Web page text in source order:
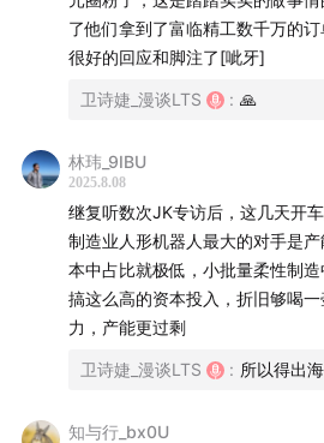
（图为智元机器人远征A2W，正在
料箱。）
了他们拿到了富临精工数千万的
很好的回应和脚注了[呲牙]
卫诗婕_漫谈LTS : 🙏
林玮_9IBU
2025.8.08
继复听数次JK专访后，这几天开
制造业人形机器人最大的对手是
本中占比就极低，小批量柔性制
搞这么高的资本投入，折旧够喝
力，产能更过剩
卫诗婕_漫谈LTS : 所以得出
知与行_bx0U